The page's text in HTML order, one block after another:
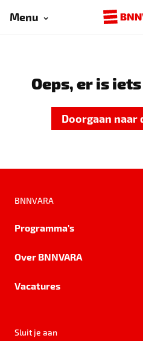
Menu
Oeps, er is
Doorgaan naar
BNNVARA
Programma's
Over BNNVARA
Vacatures
Sluit je aan